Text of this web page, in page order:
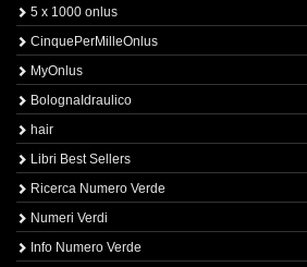
5 x 1000 onlus
CinquePerMilleOnlus
MyOnlus
BolognaIdraulico
hair
Libri Best Sellers
Ricerca Numero Verde
Numeri Verdi
Info Numero Verde